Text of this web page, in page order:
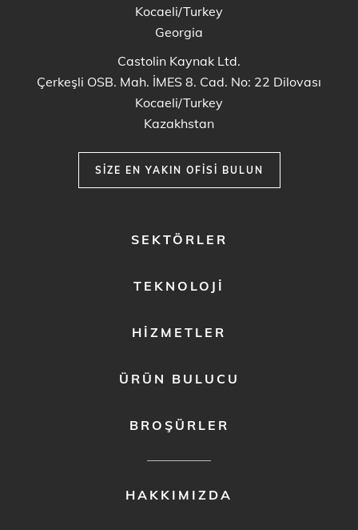
Kocaeli/Turkey
Georgia
Castolin Kaynak Ltd.
Çerkeşli OSB. Mah. İMES 8. Cad. No: 22 Dilovası
Kocaeli/Turkey
Kazakhstan
SIZE EN YAKIN OFISI BULUN
SEKTÖRLER
TEKNOLOJI
HIZMETLER
ÜRÜN BULUCU
BROŞÜRLER
HAKKIMIZDA